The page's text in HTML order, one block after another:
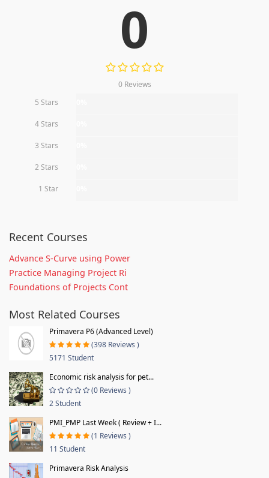
0
0 Reviews
5 Stars
4 Stars
3 Stars
2 Stars
1 Star
Recent Courses
Advance S-Curve using Power
Practice Managing Project Ri
Foundations of Projects Cont
Most Related Courses
Primavera P6 (Advanced Level)
(398 Reviews )
5171 Student
Economic risk analysis for pet...
(0 Reviews )
2 Student
PMI_PMP Last Week ( Review + I...
(1 Reviews )
11 Student
Primavera Risk Analysis